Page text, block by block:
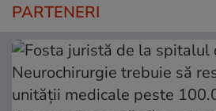
PARTENERI